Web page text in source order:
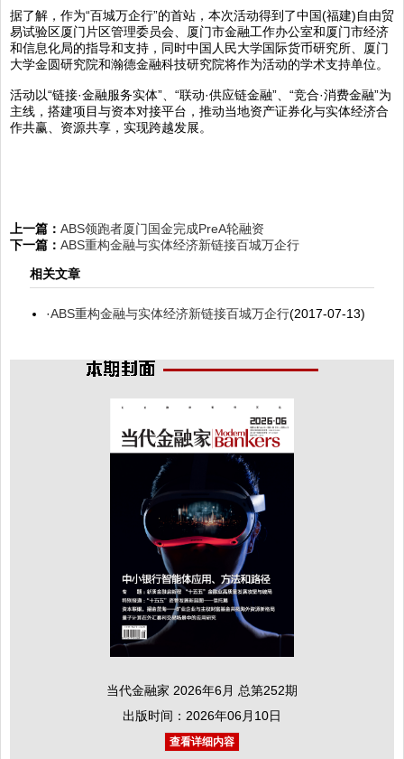
据了解，作为“百城万企行”的首站，本次活动得到了中国(福建)自由贸
易试验区厦门片区管理委员会、厦门市金融工作办公室和厦门市经济
和信息化局的指导和支持，同时中国人民大学国际货币研究所、厦门
大学金圆研究院和瀚德金融科技研究院将作为活动的学术支持单位。
活动以“链接·金融服务实体”、“联动·供应链金融”、“竞合·消费金融”为
主线，搭建项目与资本对接平台，推动当地资产证券化与实体经济合
作共赢、资源共享，实现跨越发展。
上一篇： ABS领跑者厦门国金完成PreA轮融资
下一篇： ABS重构金融与实体经济新链接百城万企行
相关文章
·ABS重构金融与实体经济新链接百城万企行(2017-07-13)
当代金融家 2026年6月 总第252期
出版时间：2026年06月10日
查看详细内容